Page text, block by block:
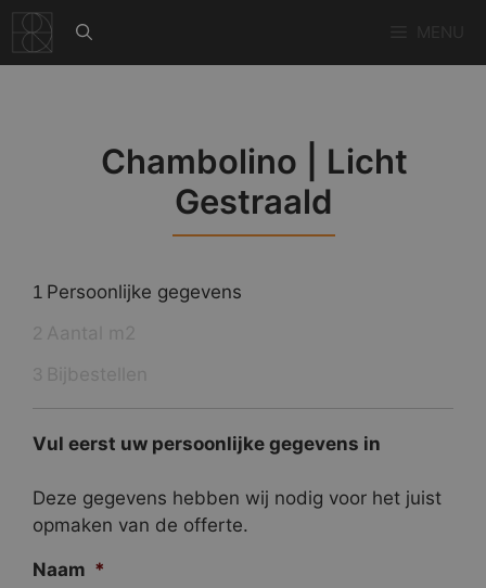
naar
de
Chambolino | Licht
Gestraald
1 Persoonlijke gegevens
Vul eerst uw persoonlijke gegevens in
Deze gegevens hebben wij nodig voor het juist
opmaken van de offerte.
Naam *